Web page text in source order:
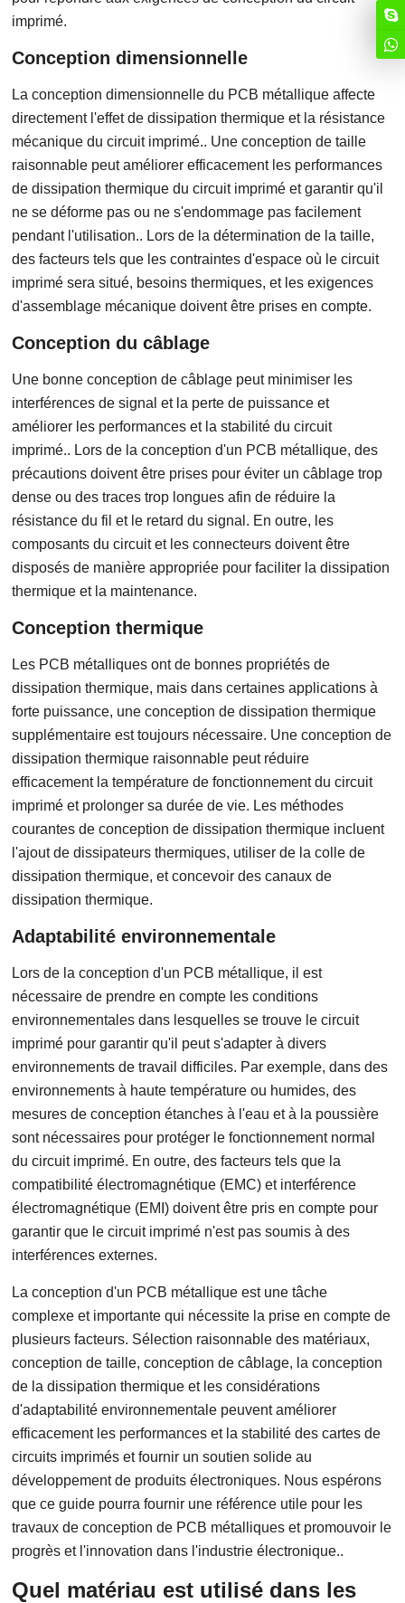
imprimé.
Conception dimensionnelle
La conception dimensionnelle du PCB métallique affecte
directement l'effet de dissipation thermique et la résistance
mécanique du circuit imprimé.. Une conception de taille
raisonnable peut améliorer efficacement les performances
de dissipation thermique du circuit imprimé et garantir qu'il
ne se déforme pas ou ne s'endommage pas facilement
pendant l'utilisation.. Lors de la détermination de la taille,
des facteurs tels que les contraintes d'espace où le circuit
imprimé sera situé, besoins thermiques, et les exigences
d'assemblage mécanique doivent être prises en compte.
Conception du câblage
Une bonne conception de câblage peut minimiser les
interférences de signal et la perte de puissance et
améliorer les performances et la stabilité du circuit
imprimé.. Lors de la conception d'un PCB métallique, des
précautions doivent être prises pour éviter un câblage trop
dense ou des traces trop longues afin de réduire la
résistance du fil et le retard du signal. En outre, les
composants du circuit et les connecteurs doivent être
disposés de manière appropriée pour faciliter la dissipation
thermique et la maintenance.
Conception thermique
Les PCB métalliques ont de bonnes propriétés de
dissipation thermique, mais dans certaines applications à
forte puissance, une conception de dissipation thermique
supplémentaire est toujours nécessaire. Une conception de
dissipation thermique raisonnable peut réduire
efficacement la température de fonctionnement du circuit
imprimé et prolonger sa durée de vie. Les méthodes
courantes de conception de dissipation thermique incluent
l'ajout de dissipateurs thermiques, utiliser de la colle de
dissipation thermique, et concevoir des canaux de
dissipation thermique.
Adaptabilité environnementale
Lors de la conception d'un PCB métallique, il est
nécessaire de prendre en compte les conditions
environnementales dans lesquelles se trouve le circuit
imprimé pour garantir qu'il peut s'adapter à divers
environnements de travail difficiles. Par exemple, dans des
environnements à haute température ou humides, des
mesures de conception étanches à l'eau et à la poussière
sont nécessaires pour protéger le fonctionnement normal
du circuit imprimé. En outre, des facteurs tels que la
compatibilité électromagnétique (EMC) et interférence
électromagnétique (EMI) doivent être pris en compte pour
garantir que le circuit imprimé n'est pas soumis à des
interférences externes.
La conception d'un PCB métallique est une tâche
complexe et importante qui nécessite la prise en compte de
plusieurs facteurs. Sélection raisonnable des matériaux,
conception de taille, conception de câblage, la conception
de la dissipation thermique et les considérations
d'adaptabilité environnementale peuvent améliorer
efficacement les performances et la stabilité des cartes de
circuits imprimés et fournir un soutien solide au
développement de produits électroniques. Nous espérons
que ce guide pourra fournir une référence utile pour les
travaux de conception de PCB métalliques et promouvoir le
progrès et l'innovation dans l'industrie électronique..
Quel matériau est utilisé dans les